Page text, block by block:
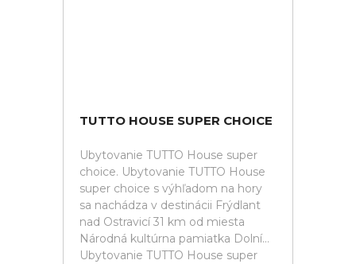
TUTTO HOUSE SUPER CHOICE
Ubytovanie TUTTO House super
choice. Ubytovanie TUTTO House
super choice s výhľadom na hory
sa nachádza v destinácii Frýdlant
nad Ostravicí 31 km od miesta
Národná kultúrna pamiatka Dolní...
Ubytovanie TUTTO House super